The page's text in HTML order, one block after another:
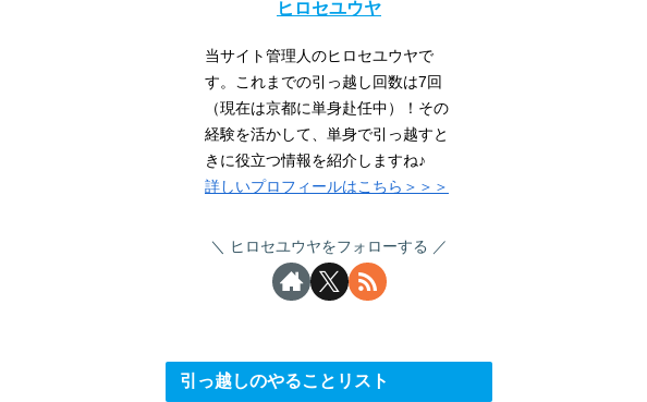
ヒロセユウヤ
当サイト管理人のヒロセユウヤで
す。これまでの引っ越し回数は7回
（現在は京都に単身赴任中）！その
経験を活かして、単身で引っ越すと
きに役立つ情報を紹介しますね♪
詳しいプロフィールはこちら＞＞＞
ヒロセユウヤをフォローする
引っ越しのやることリスト